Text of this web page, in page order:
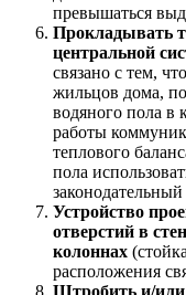
превышаться
Прокладывать
центральной
связано с тем,
жильцов дома,
водяного пола в
работы
теплового
пола
законодательный
Устройство
отверстий в
колоннах
расположения
Штробить и/или